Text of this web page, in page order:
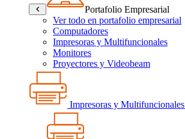
Portafolio Empresarial
Ver todo en portafolio empresarial
Computadores
Impresoras y Multifuncionales
Monitores
Proyectores y Videobeam
Impresoras y Multifuncionales